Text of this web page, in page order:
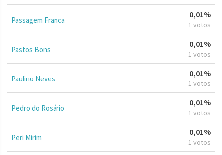
Passagem Franca
0,01%
1 votos
Pastos Bons
0,01%
1 votos
Paulino Neves
0,01%
1 votos
Pedro do Rosário
0,01%
1 votos
Peri Mirim
0,01%
1 votos